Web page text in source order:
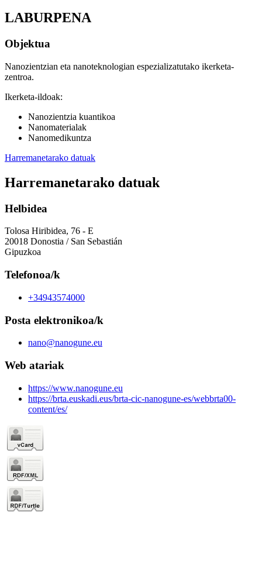
LABURPENA
Objektua
Nanozientzian eta nanoteknologian espezializatutako ikerketa-
zentroa.
Ikerketa-ildoak:
Nanozientzia kuantikoa
Nanomaterialak
Nanomedikuntza
Harremanetarako datuak
Harremanetarako datuak
Helbidea
Tolosa Hiribidea, 76 - E
20018 Donostia / San Sebastián
Gipuzkoa
Telefonoa/k
+34943574000
Posta elektronikoa/k
nano@nanogune.eu
Web atariak
https://www.nanogune.eu
https://brta.euskadi.eus/brta-cic-nanogune-es/webbrta00-
content/es/